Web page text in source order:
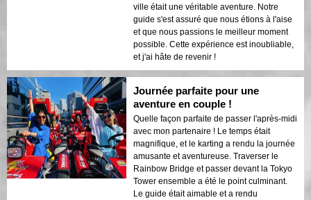
ville était une véritable aventure. Notre
guide s'est assuré que nous étions à l'aise
et que nous passions le meilleur moment
possible. Cette expérience est inoubliable,
et j'ai hâte de revenir !
Journée parfaite pour une
aventure en couple !
Quelle façon parfaite de passer l'après-midi
avec mon partenaire ! Le temps était
magnifique, et le karting a rendu la journée
amusante et aventureuse. Traverser le
Rainbow Bridge et passer devant la Tokyo
Tower ensemble a été le point culminant.
Le guide était aimable et a rendu